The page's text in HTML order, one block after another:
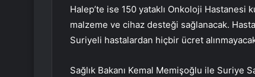
Halep’te ise 150 yataklı Onkoloji Hastanesi
malzeme ve cihaz desteği sağlanacak.
Suriyeli hastalardan hiçbir ücret
Sağlık Bakanı Kemal Memişoğlu ile Suriye